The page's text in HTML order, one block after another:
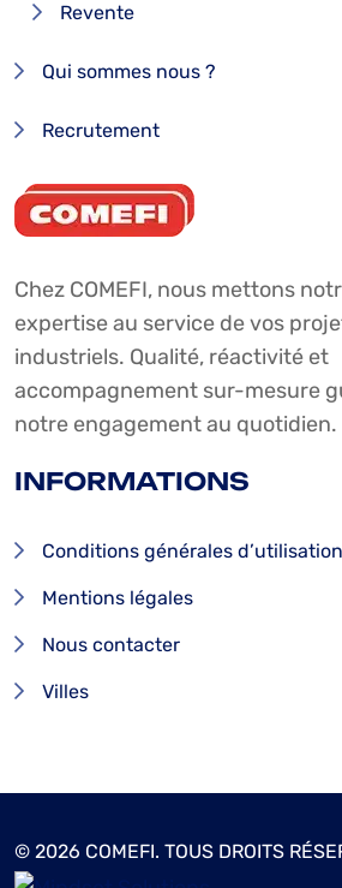
Revente
Qui sommes nous ?
Recrutement
Chez COMEFI, nous mettons
expertise au service de vos
industriels. Qualité, réactivité et
accompagnement sur-mesure
notre engagement au quotidien.
INFORMATIONS
Conditions générales d’utilisation
Mentions légales
Nous contacter
Villes
© 2026 COMEFI. TOUS DROITS